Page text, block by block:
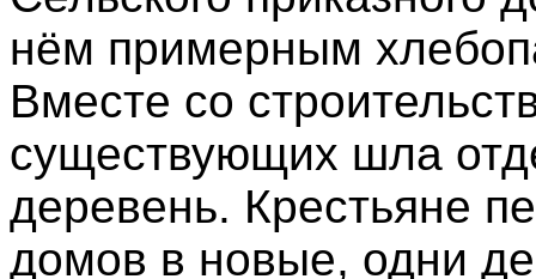
нём примерным
Вместе со
существующих шла
деревень. Крестьяне
домов в новые, одни